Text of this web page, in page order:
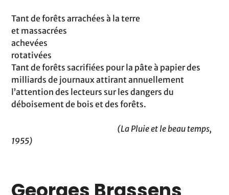
Tant de forêts arrachées à la terre
et massacrées
achevées
rotativées
Tant de forêts sacrifiées pour la pâte à papier des
milliards de journaux attirant annuellement
l’attention des lecteurs sur les dangers du
déboisement de bois et des forêts.
(La Pluie et le beau temps,
1955)